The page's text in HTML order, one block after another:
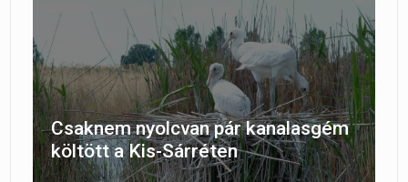
Csaknem nyolcvan pár kanalasgém
költött a Kis-Sárréten